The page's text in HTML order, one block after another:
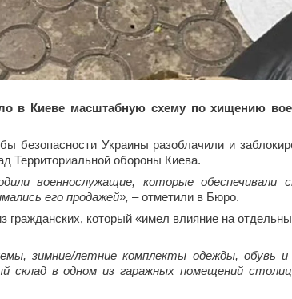
в Киеве масштабную схему по хищению
безопасности Украины разоблачили и
Территориальной обороны Киева.
военнослужащие, которые обеспечивали
его продажей», – отметили в Бюро.
гражданских, который «имел влияние на
зимние/летние комплекты одежды, обувь
склад в одном из гаражных помещений